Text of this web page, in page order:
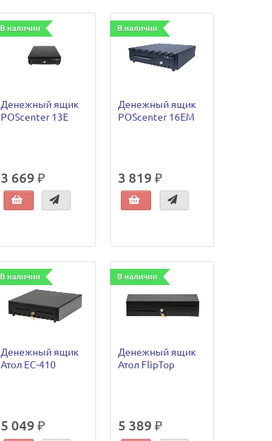
В наличии
Денежный ящик
POScenter 13E
3 669 ₽
В наличии
Денежный ящик
POScenter 16EM
3 819 ₽
В наличии
Денежный ящик
Атол EC-410
5 049 ₽
В наличии
Денежный ящик
Атол FlipTop
5 389 ₽